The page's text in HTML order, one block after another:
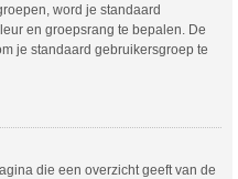
word je standaard
en groepsrang te bepalen. De
je standaard gebruikersgroep te
die een overzicht geeft van de